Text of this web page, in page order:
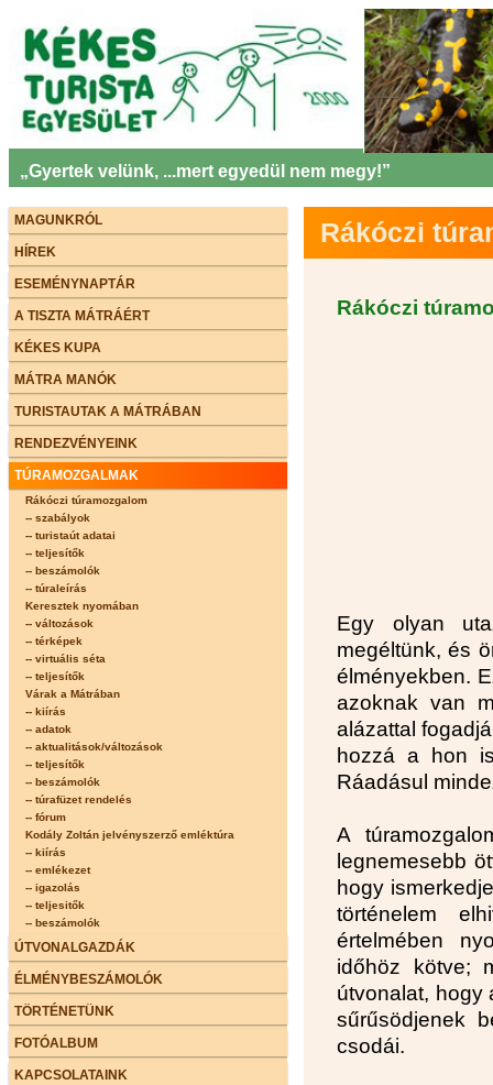
„Gyertek velünk, ...mert egyedül nem megy!”
MAGUNKRÓL
HÍREK
ESEMÉNYNAPTÁR
A TISZTA MÁTRÁÉRT
KÉKES KUPA
MÁTRA MANÓK
TURISTAUTAK A MÁTRÁBAN
RENDEZVÉNYEINK
TÚRAMOZGALMAK
Rákóczi túramozgalom
-- szabályok
-- turistaút adatai
-- teljesítők
-- beszámolók
-- túraleírás
Keresztek nyomában
-- változások
-- térképek
-- virtuális séta
-- teljesítők
Várak a Mátrában
-- kiírás
-- adatok
-- aktualitások/változások
-- teljesítők
-- beszámolók
-- túrafüzet rendelés
-- fórum
Kodály Zoltán jelvényszerző emléktúra
-- kiírás
-- emlékezet
-- igazolás
-- teljesitők
-- beszámolók
ÚTVONALGAZDÁK
ÉLMÉNYBESZÁMOLÓK
TÖRTÉNETÜNK
FOTÓALBUM
KAPCSOLATAINK
Rákóczi
Rákóczi
Egy olyan
megéltünk, és
élményekben.
azoknak van
alázattal
hozzá a hon
Ráadásul
A
legnemesebb
hogy
történelem
értelmében
időhöz kötve;
útvonalat, hogy
sűrűsödjenek
csodái.